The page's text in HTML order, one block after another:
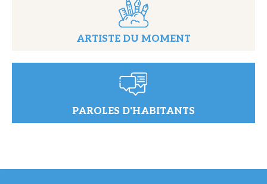
ARTISTE DU MOMENT
PAROLES D'HABITANTS